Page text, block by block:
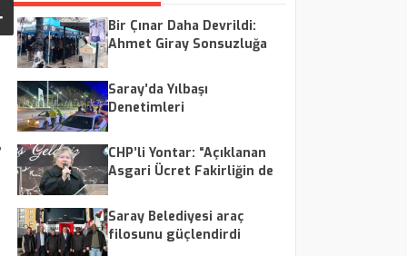
Bir Çınar Daha Devrildi:
Ahmet Giray Sonsuzluğa
Saray’da Yılbaşı
Denetimleri
CHP’li Yontar: “Açıklanan
Asgari Ücret Fakirliğin de
Saray Belediyesi araç
filosunu güçlendirdi